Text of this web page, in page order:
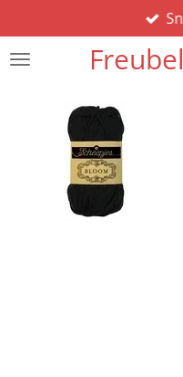
direct
naar
hoofdinhoud